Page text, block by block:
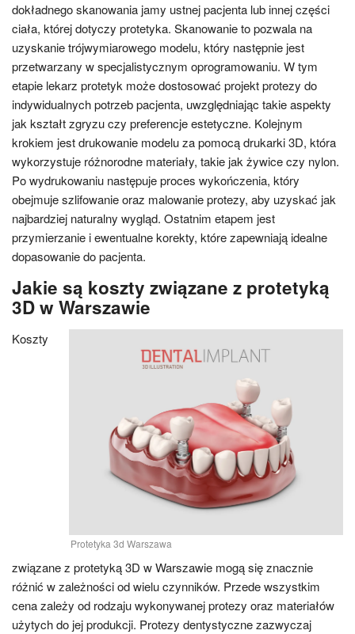
dokładnego skanowania jamy ustnej pacjenta lub innej części
ciała, której dotyczy protetyka. Skanowanie to pozwala na
uzyskanie trójwymiarowego modelu, który następnie jest
przetwarzany w specjalistycznym oprogramowaniu. W tym
etapie lekarz protetyk może dostosować projekt protezy do
indywidualnych potrzeb pacjenta, uwzględniając takie aspekty
jak kształt zgryzu czy preferencje estetyczne. Kolejnym
krokiem jest drukowanie modelu za pomocą drukarki 3D, która
wykorzystuje różnorodne materiały, takie jak żywice czy nylon.
Po wydrukowaniu następuje proces wykończenia, który
obejmuje szlifowanie oraz malowanie protezy, aby uzyskać jak
najbardziej naturalny wygląd. Ostatnim etapem jest
przymierzanie i ewentualne korekty, które zapewniają idealne
dopasowanie do pacjenta.
Jakie są koszty związane z protetyką
3D w Warszawie
Protetyka 3d Warszawa
Koszty
związane z protetyką 3D w Warszawie mogą się znacznie
różnić w zależności od wielu czynników. Przede wszystkim
cena zależy od rodzaju wykonywanej protezy oraz materiałów
użytych do jej produkcji. Protezy dentystyczne zazwyczaj